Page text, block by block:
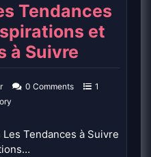
Tendances
et
à Suivre
0 Comments
1
Tendances à Suivre